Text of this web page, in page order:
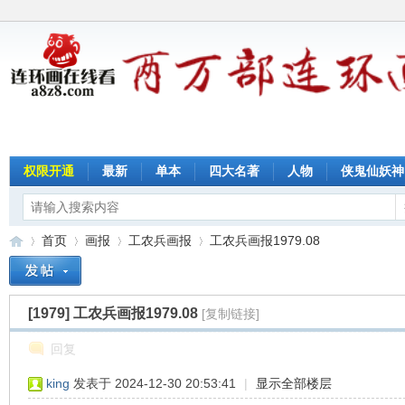
权限开通 最新 单本 四大名著 人物 侠鬼仙妖神
»
首页
›
画报
›
工农兵画报
›
工农兵画报1979.08
[1979] 工农兵画报1979.08 [复制链接]
回复
king 发表于 2024-12-30 20:53:41 | 显示全部楼层